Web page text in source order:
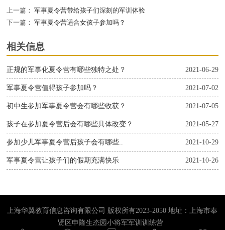
上一篇： 军事夏令营带给孩子们深刻的军训体验
下一篇： 军事夏令营适合女孩子参加吗？
相关信息
2021-06-29
正规的军事化夏令营有哪些独特之处？
2021-07-02
军事夏令营值得孩子参加吗？
2021-07-05
初中生参加军事夏令营会有哪些收获？
2021-05-27
孩子在参加夏令营后会有哪些具体改变？
2021-10-29
参加少儿军事夏令营后孩子会有哪些..
2021-10-26
军事夏令营让孩子们的假期充满快乐
上海华翼教育信息咨询有限公司 版权所有2023-2050 地址：上海市奉
贤区申隆生态园小将军军训训练营